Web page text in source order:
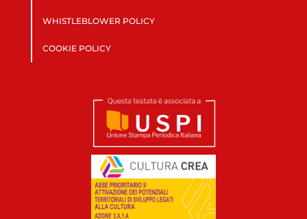
WHISTLEBLOWER POLICY
COOKIE POLICY